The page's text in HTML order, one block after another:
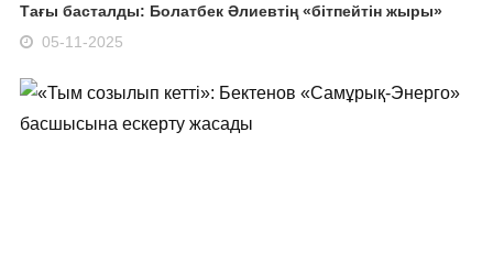
Тағы басталды: Болатбек Әлиевтің «бітпейтін жыры»
05-11-2025